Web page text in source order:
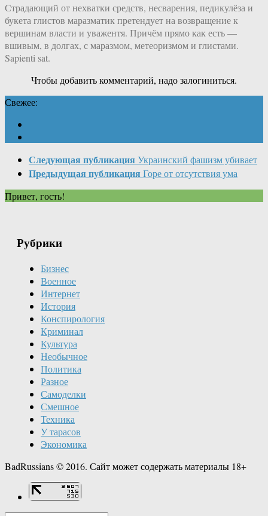
Страдающий от нехватки средств, несварения, педикулёза и
букета глистов маразматик претендует на возвращение к
вершинам власти и уважентя. Причём прямо как есть —
вшивым, в долгах, с маразмом, метеоризмом и глистами.
Sapienti sat.
Чтобы добавить комментарий, надо залогиниться.
Свежее:
Следующая публикация Украинский фашизм убивает
Предыдущая публикация Горе от отсутствия ума
Привет, гость!
Рубрики
Бизнес
Военное
Интернет
История
Конспирология
Криминал
Культура
Необычное
Политика
Разное
Самоделки
Смешное
Техника
У тарасов
Экономика
BadRussians © 2016. Сайт может содержать материалы 18+